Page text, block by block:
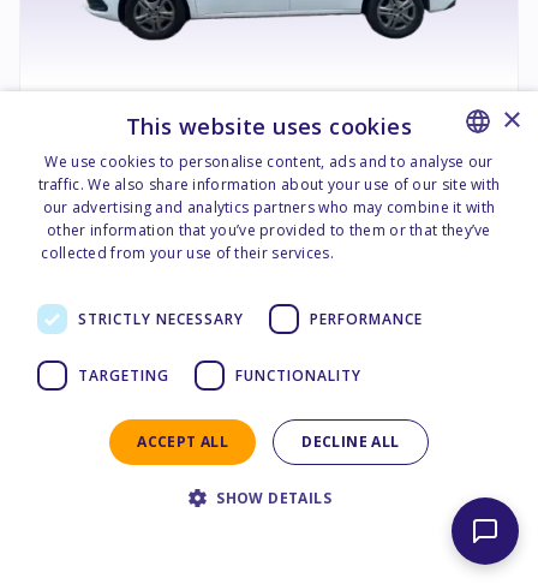
Van 3 m3 Man.
Eller tilsvarende
Automat 2WD
Fossil
3 m3
NORWEGIAN
ENGLISH
×
This website uses cookies
We use cookies to personalise content, ads and to analyse our
traffic. We also share information about your use of our site with
our advertising and analytics partners who may combine it with
other information that you’ve provided to them or that they’ve
collected from your use of their services.
STRICTLY NECESSARY PERFORMANCE
TARGETING FUNCTIONALITY
ACCEPT ALL DECLINE ALL
SHOW DETAILS